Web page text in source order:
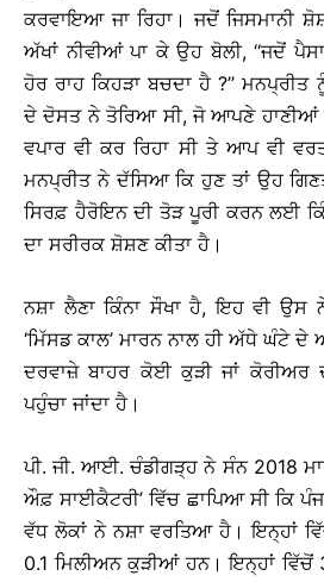
ਕਰਵਾਇਆ ਜਾ ਰਿਹਾ। ਜਦੋਂ ਜਿਸਮਾਨੀ
ਅੱਖਾਂ ਨੀਵੀਆਂ ਪਾ ਕੇ ਉਹ ਬੋਲੀ, ‘‘ਜਦੋਂ
ਹੋਰ ਰਾਹ ਕਿਹੜਾ ਬਚਦਾ ਹੈ ?’’
ਦੇ ਦੋਸਤ ਨੇ ਤੋਰਿਆ ਸੀ, ਜੋ ਆਪਣੇ ਹਾਣੀਆਂ
ਵਪਾਰ ਵੀ ਕਰ ਰਿਹਾ ਸੀ ਤੇ ਆਪ ਵੀ
ਮਨਪ੍ਰੀਤ ਨੇ ਦੱਸਿਆ ਕਿ ਹੁਣ ਤਾਂ ਉਹ
ਸਿਰਫ਼ ਹੈਰੋਇਨ ਦੀ ਤੋੜ ਪੂਰੀ ਕਰਨ ਲਈ
ਦਾ ਸਰੀਰਕ ਸ਼ੋਸ਼ਣ ਕੀਤਾ ਹੈ।
ਨਸ਼ਾ ਲੈਣਾ ਕਿੰਨਾ ਸੌਖਾ ਹੈ, ਇਹ ਵੀ
‘ਮਿੱਸਡ ਕਾਲ’ ਮਾਰਨ ਨਾਲ ਹੀ ਅੱਧੇ
ਦਰਵਾਜ਼ੇ ਬਾਹਰ ਕੋਈ ਕੁੜੀ ਜਾਂ ਕੋਰੀਅਰ
ਪਹੁੰਚਾ ਜਾਂਦਾ ਹੈ।
ਪੀ. ਜੀ. ਆਈ. ਚੰਡੀਗੜ੍ਹ ਨੇ ਸੰਨ 2018
ਔਫ਼ ਸਾਈਕੈਟਰੀ’ ਵਿੱਚ ਛਾਪਿਆ ਸੀ ਕਿ
ਵੱਧ ਲੋਕਾਂ ਨੇ ਨਸ਼ਾ ਵਰਤਿਆ ਹੈ। ਇਨ੍ਹਾਂ
0.1 ਮਿਲੀਅਨ ਕੁੜੀਆਂ ਹਨ। ਇਨ੍ਹਾਂ ਵਿੱਚੋਂ